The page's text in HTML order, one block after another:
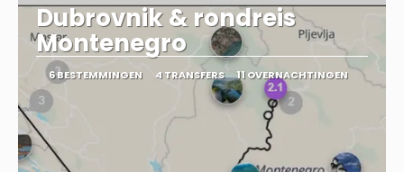
Dubrovnik & rondreis
Montenegro
6 BESTEMMINGEN 4 TRANSFERS 11 OVERNACHTINGEN